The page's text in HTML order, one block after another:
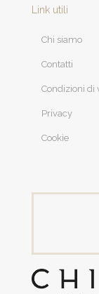
Link utili
Chi siamo
Contatti
Condizioni di
Privacy
Cookie